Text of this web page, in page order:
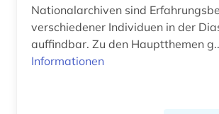
entwicklung (2)
entwicklungsforschung (1)
Nationalarchiven sind
verschiedener Individuen in der
auffindbar. Zu den Hauptthemen
Informationen